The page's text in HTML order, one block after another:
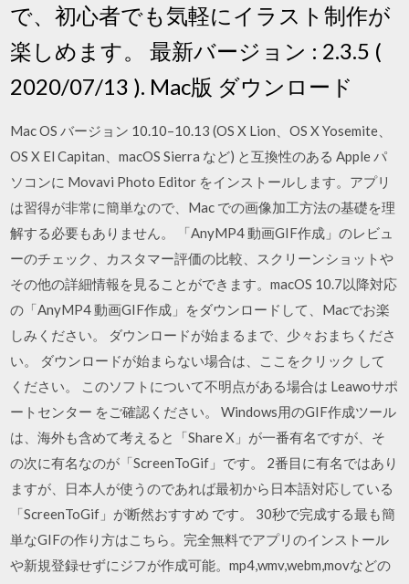
で、初心者でも気軽にイラスト制作が
楽しめます。 最新バージョン : 2.3.5 (
2020/07/13 ). Mac版 ダウンロード
Mac OS バージョン 10.10–10.13 (OS X Lion、OS X Yosemite、
OS X El Capitan、macOS Sierra など) と互換性のある Apple パ
ソコンに Movavi Photo Editor をインストールします。アプリ
は習得が非常に簡単なので、Mac での画像加工方法の基礎を理
解する必要もありません。 ‎「AnyMP4 動画GIF作成」のレビュ
ーのチェック、カスタマー評価の比較、スクリーンショットや
その他の詳細情報を見ることができます。macOS 10.7以降対応
の「AnyMP4 動画GIF作成」をダウンロードして、Macでお楽
しみください。 ダウンロードが始まるまで、少々おまちくださ
い。 ダウンロードが始まらない場合は、ここをクリック して
ください。 このソフトについて不明点がある場合は Leawoサポ
ートセンター をご確認ください。 Windows用のGIF作成ツール
は、海外も含めて考えると「Share X」が一番有名ですが、そ
の次に有名なのが「ScreenToGif」です。 2番目に有名ではあり
ますが、日本人が使うのであれば最初から日本語対応している
「ScreenToGif」が断然おすすめ です。 30秒で完成する最も簡
単なGIFの作り方はこちら。完全無料でアプリのインストール
や新規登録せずにジフが作成可能。mp4,wmv,webm,movなどの